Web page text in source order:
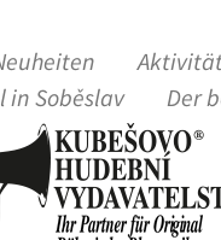
in Soběslav
Der